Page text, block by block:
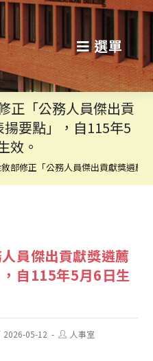
選單
正「公務人員傑出貢
要點」，自115年5
效。
部修正「公務人員傑出貢獻獎遴薦
員傑出貢獻獎遴薦
自115年5月6日生
2026-05-12
Post人事室